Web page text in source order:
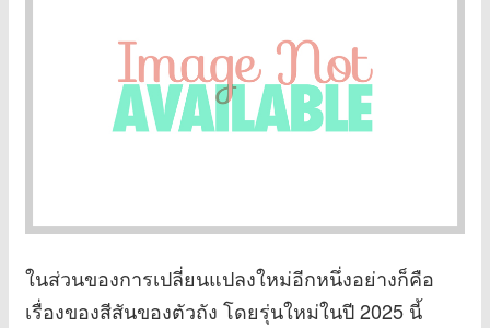
ในส่วนของการเปลี่ยนแปลงใหม่อีกหนึ่งอย่างก็คือ
เรื่องของสีสันของตัวถัง โดยรุ่นใหม่ในปี 2025 นี้